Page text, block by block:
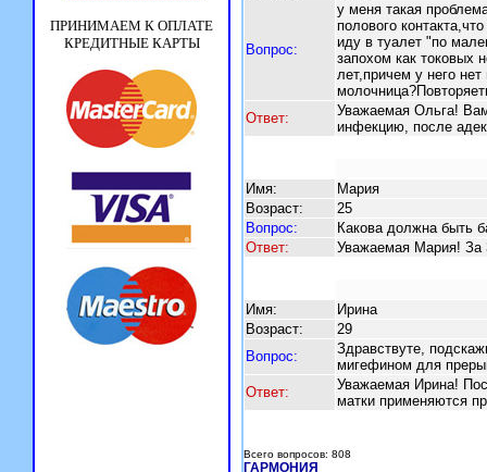
Вопрос:
у меня такая
полового
иду в туалет "по
запохом как токовых
лет,причем у него
Ответ:
Уважаемая Ольга!
инфекцию, после
Имя:
Мария
Возраст:
25
Вопрос:
Какова должна быть
Ответ:
Уважаемая Мария! За
Имя:
Ирина
Возраст:
29
Вопрос:
Здравствуте,
мигефином для
Ответ:
Уважаемая Ирина!
матки применяются
Всего вопросов: 808
ГАРМОНИЯ